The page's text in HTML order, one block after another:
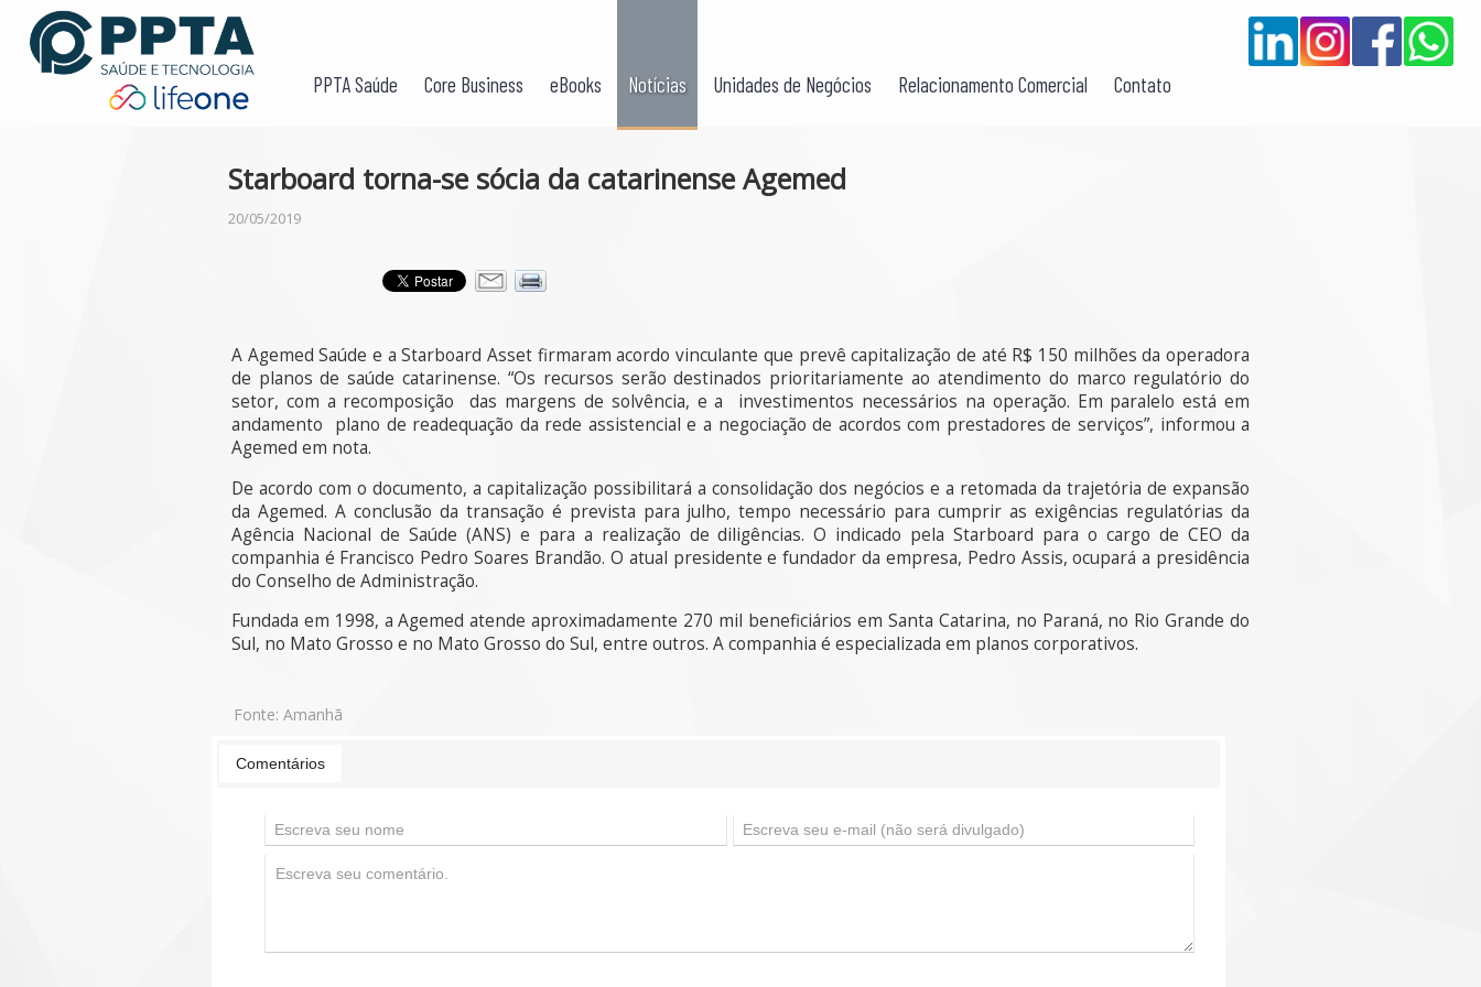
PPTA Saúde Core Business eBooks Notícias Unidades de Negócios Relacionamento Comercial Contato
Starboard torna-se sócia da catarinense Agemed
20/05/2019
A Agemed Saúde e a Starboard Asset firmaram acordo vinculante que prevê capitalização de até R$ 150 milhões da operadora
de planos de saúde catarinense. “Os recursos serão destinados prioritariamente ao atendimento do marco regulatório do
setor, com a recomposição das margens de solvência, e a investimentos necessários na operação. Em paralelo está em
andamento plano de readequação da rede assistencial e a negociação de acordos com prestadores de serviços”, informou a
Agemed em nota.
De acordo com o documento, a capitalização possibilitará a consolidação dos negócios e a retomada da trajetória de expansão
da Agemed. A conclusão da transação é prevista para julho, tempo necessário para cumprir as exigências regulatórias da
Agência Nacional de Saúde (ANS) e para a realização de diligências. O indicado pela Starboard para o cargo de CEO da
companhia é Francisco Pedro Soares Brandão. O atual presidente e fundador da empresa, Pedro Assis, ocupará a presidência
do Conselho de Administração.
Fundada em 1998, a Agemed atende aproximadamente 270 mil beneficiários em Santa Catarina, no Paraná, no Rio Grande do
Sul, no Mato Grosso e no Mato Grosso do Sul, entre outros. A companhia é especializada em planos corporativos.
Fonte: Amanhã
Comentários